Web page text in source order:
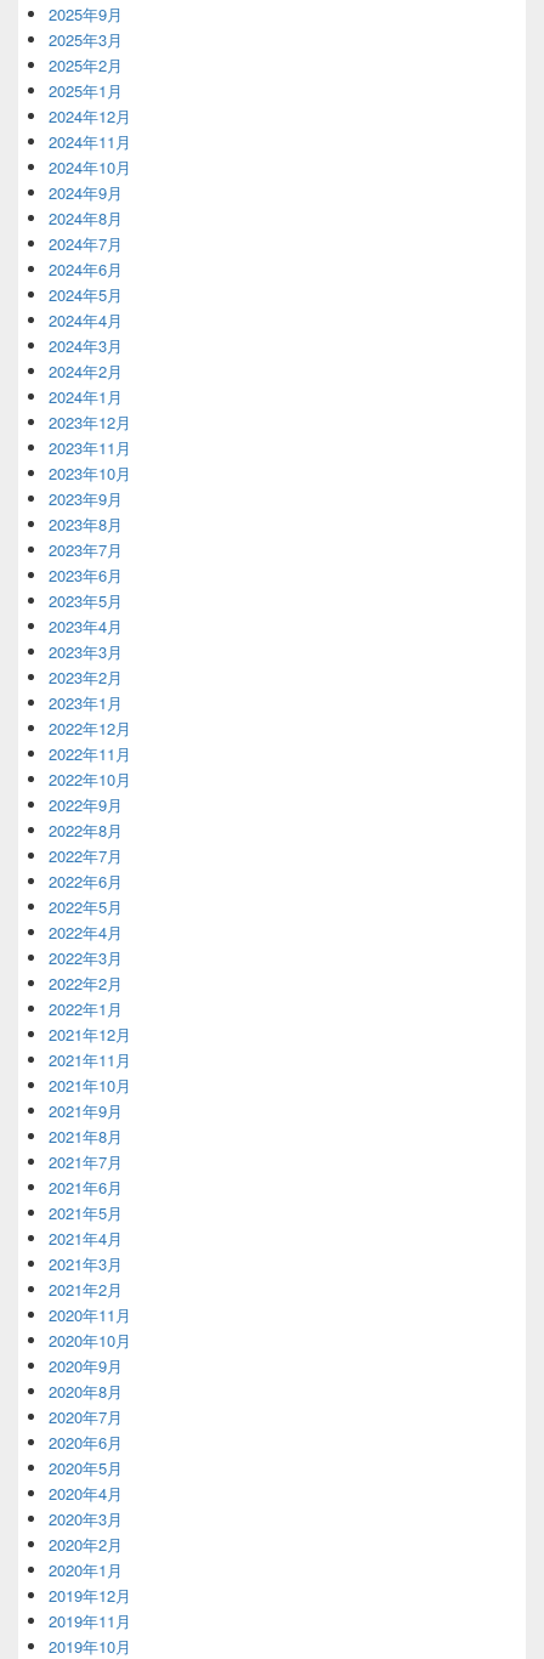
2025年9月
2025年3月
2025年2月
2025年1月
2024年12月
2024年11月
2024年10月
2024年9月
2024年8月
2024年7月
2024年6月
2024年5月
2024年4月
2024年3月
2024年2月
2024年1月
2023年12月
2023年11月
2023年10月
2023年9月
2023年8月
2023年7月
2023年6月
2023年5月
2023年4月
2023年3月
2023年2月
2023年1月
2022年12月
2022年11月
2022年10月
2022年9月
2022年8月
2022年7月
2022年6月
2022年5月
2022年4月
2022年3月
2022年2月
2022年1月
2021年12月
2021年11月
2021年10月
2021年9月
2021年8月
2021年7月
2021年6月
2021年5月
2021年4月
2021年3月
2021年2月
2020年11月
2020年10月
2020年9月
2020年8月
2020年7月
2020年6月
2020年5月
2020年4月
2020年3月
2020年2月
2020年1月
2019年12月
2019年11月
2019年10月